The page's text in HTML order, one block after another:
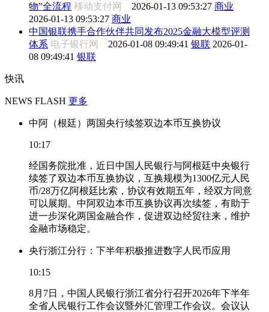
物”全流程 移动支付网 2026-01-13 09:53:27 商业
2026-01-13 09:53:27 商业
中国银联携手合作伙伴共同发布2025金融大模型评测
体系 电子银行网 2026-01-08 09:49:41 银联 2026-01-
08 09:49:41 银联
快讯
NEWS FLASH 更多
中阿（根廷）两国央行续签双边本币互换协议
10:17
经国务院批准，近日中国人民银行与阿根廷中央银行
续签了双边本币互换协议，互换规模为1300亿元人民
币/28万亿阿根廷比索，协议有效期五年，经双方同意
可以展期。中阿双边本币互换协议再次续签，有助于
进一步深化两国金融合作，促进双边经贸往来，维护
金融市场稳定。
央行浙江分行：下半年积极推进数字人民币应用
10:15
8月7日，中国人民银行浙江省分行召开2026年下半年
全省人民银行工作会议暨外汇管理工作会议。会议认